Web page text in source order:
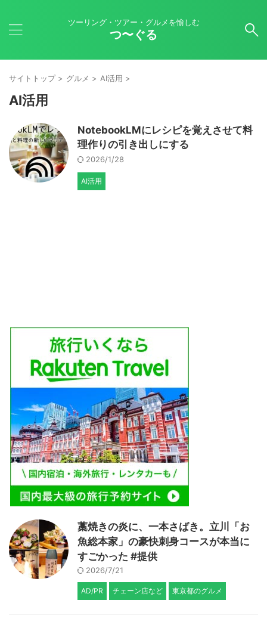
ツーリング・ツアー・グルメを愉しむ
つ〜ぐる
サイトトップ> グルメ > AI活用 >
AI活用
NotebookLMにレシピを覚えさせて料
理作りの引き出しにする
2026/1/28
AI活用
藁焼きの炎に、一本さばき。立川「お
魚総本家」の豪快刺身コースが本当に
すごかった #提供
2026/7/21
AD/PR チェーン店など 東京都のグルメ